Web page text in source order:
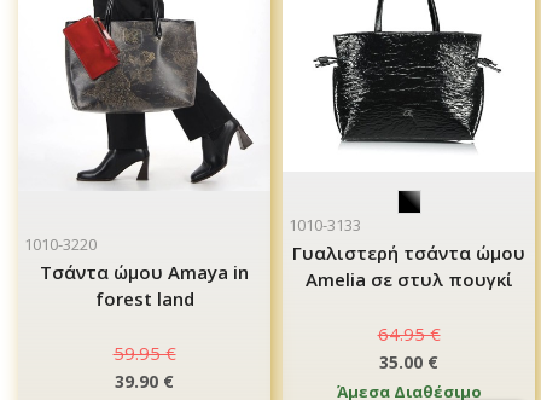
1010-3220
Tσάντα ώμου Amaya in
forest land
59.95 €
39.90 €
1010-3133
Γυαλιστερή τσάντα ώμου
Αmelia σε στυλ πουγκί
64.95 €
35.00 €
Άμεσα Διαθέσιμο